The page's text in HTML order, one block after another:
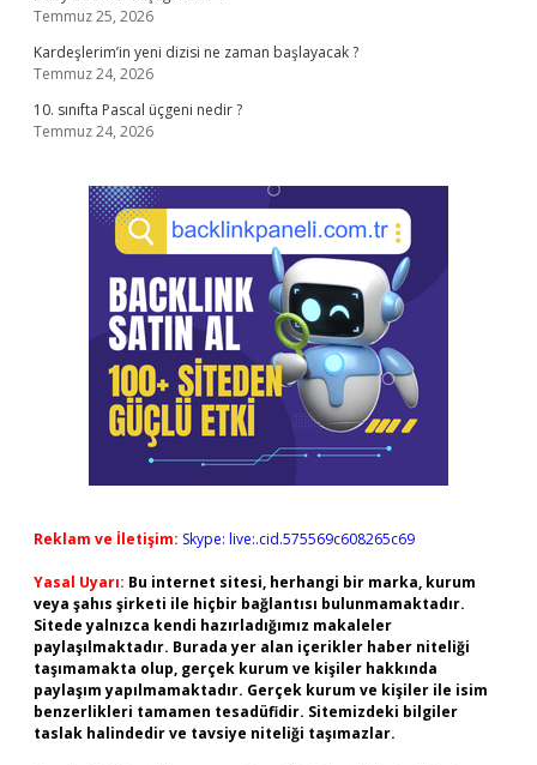
Temmuz 25, 2026
Kardeşlerim’in yeni dizisi ne zaman başlayacak ?
Temmuz 24, 2026
10. sınıfta Pascal üçgeni nedir ?
Temmuz 24, 2026
Reklam ve İletişim: Skype: live:.cid.575569c608265c69
Yasal Uyarı: Bu internet sitesi, herhangi bir marka, kurum
veya şahıs şirketi ile hiçbir bağlantısı bulunmamaktadır.
Sitede yalnızca kendi hazırladığımız makaleler
paylaşılmaktadır. Burada yer alan içerikler haber niteliği
taşımamakta olup, gerçek kurum ve kişiler hakkında
paylaşım yapılmamaktadır. Gerçek kurum ve kişiler ile isim
benzerlikleri tamamen tesadüfidir. Sitemizdeki bilgiler
taslak halindedir ve tavsiye niteliği taşımazlar.